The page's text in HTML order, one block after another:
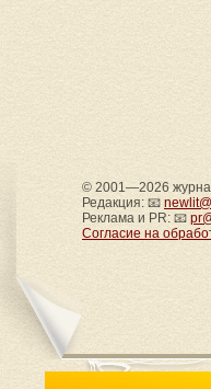
© 2001—2026
Редакция: 📧
Реклама и PR: 📧
Согласие на